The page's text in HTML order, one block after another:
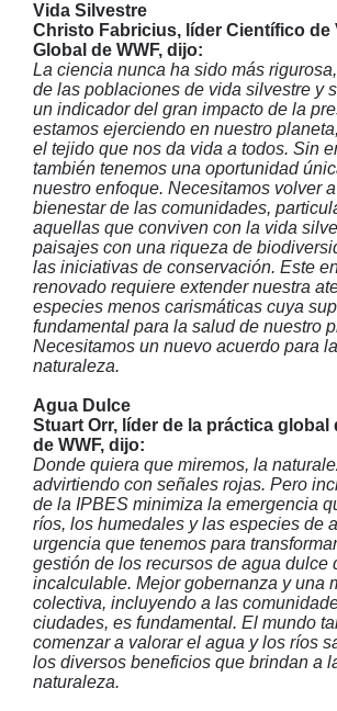
Vida Silvestre
Christo Fabricius, líder Científico de
Global de WWF, dijo:
La ciencia nunca ha sido más
de las poblaciones de vida silvestre y
un indicador del gran impacto de la
estamos ejerciendo en nuestro
el tejido que nos da vida a todos. Sin
también tenemos una oportunidad
nuestro enfoque. Necesitamos volver
bienestar de las comunidades,
aquellas que conviven con la vida
paisajes con una riqueza de
las iniciativas de conservación. Este
renovado requiere extender nuestra
especies menos carismáticas cuya
fundamental para la salud de nuestro
Necesitamos un nuevo acuerdo para
naturaleza.
Agua Dulce
Stuart Orr, líder de la práctica global
de WWF, dijo:
Donde quiera que miremos, la
advirtiendo con señales rojas. Pero
de la IPBES minimiza la emergencia
ríos, los humedales y las especies de
urgencia que tenemos para
gestión de los recursos de agua dulce
incalculable. Mejor gobernanza y una
colectiva, incluyendo a las
ciudades, es fundamental. El mundo
comenzar a valorar el agua y los ríos
los diversos beneficios que brindan a
naturaleza.